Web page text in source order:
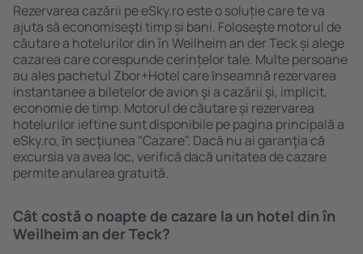
Rezervarea cazării pe eSky.ro este o soluție care te va
ajuta să economiseşti timp și bani. Foloseşte motorul de
căutare a hotelurilor din în Weilheim an der Teck și alege
cazarea care corespunde cerințelor tale. Multe persoane
au ales pachetul Zbor+Hotel care ȋnseamnă rezervarea
instantanee a biletelor de avion şi a cazării şi, implicit,
economie de timp. Motorul de căutare și rezervarea
hotelurilor ieftine sunt disponibile pe pagina principală a
eSky.ro, ȋn secţiunea "Cazare". Dacă nu ai garanţia că
excursia va avea loc, verifică dacă unitatea de cazare
permite anularea gratuită.
Cât costă o noapte de cazare la un hotel din în
Weilheim an der Teck?